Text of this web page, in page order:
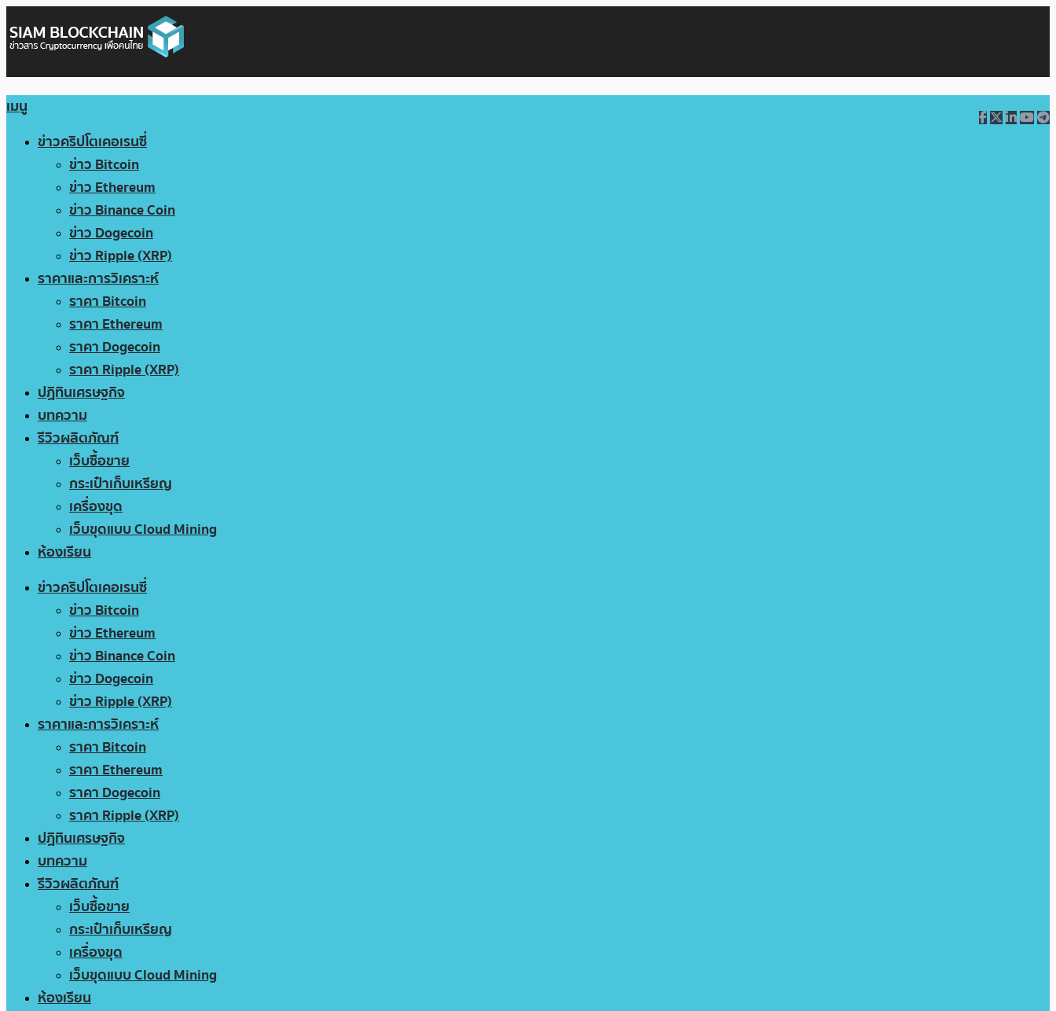
เมนู
ข่าวคริปโตเคอเรนซี่
ข่าว Bitcoin
ข่าว Ethereum
ข่าว Binance Coin
ข่าว Dogecoin
ข่าว Ripple (XRP)
ราคาและการวิเคราะห์
ราคา Bitcoin
ราคา Ethereum
ราคา Dogecoin
ราคา Ripple (XRP)
ปฏิทินเศรษฐกิจ
บทความ
รีวิวผลิตภัณฑ์
เว็บซื้อขาย
กระเป๋าเก็บเหรียญ
เครื่องขุด
เว็บขุดแบบ Cloud Mining
ห้องเรียน
ข่าวคริปโตเคอเรนซี่
ข่าว Bitcoin
ข่าว Ethereum
ข่าว Binance Coin
ข่าว Dogecoin
ข่าว Ripple (XRP)
ราคาและการวิเคราะห์
ราคา Bitcoin
ราคา Ethereum
ราคา Dogecoin
ราคา Ripple (XRP)
ปฏิทินเศรษฐกิจ
บทความ
รีวิวผลิตภัณฑ์
เว็บซื้อขาย
กระเป๋าเก็บเหรียญ
เครื่องขุด
เว็บขุดแบบ Cloud Mining
ห้องเรียน